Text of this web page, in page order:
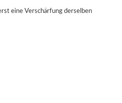
eine Verschärfung derselben